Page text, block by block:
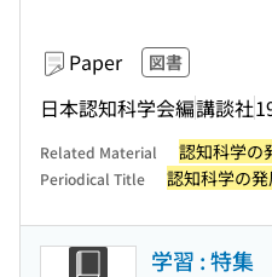
Paper 図書
日本認知科学会編講談社
Related Material 認知科学の
Periodical Title 認知科学の
学習 : 特集